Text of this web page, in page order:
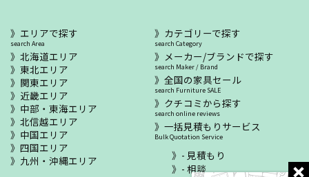
エリアで探す
search Area
北海道エリア
東北エリア
関東エリア
近畿エリア
中部・東海エリア
北信越エリア
中国エリア
四国エリア
九州・沖縄エリア
カテゴリーで探す
search Category
メーカー/ブランドで探す
search Maker / Brand
全国の家具セール
search Furniture SALE
クチコミから探す
search online reviews
一括見積もりサービス
Bulk Quotation Service
- 見積もり
- 相談